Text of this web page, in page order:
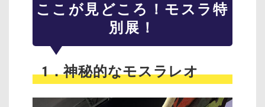
ここが見どころ！モスラ特
別展！
1．神秘的なモスラレオ